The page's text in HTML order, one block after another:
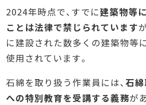
2024年時点で、すでに建築物等
ことは法律で禁じられています
に建設された数多くの建築物等
使用されています。
石綿を取り扱う作業員には、 石
への特別教育を受講する義務が